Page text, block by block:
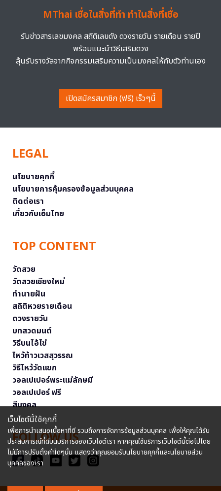
MThai เชื่อในสิ่งที่ทำ ทำในสิ่งที่เชื่อ
รับข่าวสารเลขมงคล สถิติเลขดัง ดวงรายวัน รายเดือน รายปี
พร้อมแนะนำวิธีเสริมดวง
ลุ้นรับรางวัลจากกิจกรรมเสริมความเป็นมงคลให้กับตัวท่านเอง
เปิดสมัครสมาชิก (ฟรี) เร็วๆนี้
LEGAL
นโยบายคุกกี้
นโยบายการคุ้มครองข้อมูลส่วนบุคคล
ติดต่อเรา
เกี่ยวกับเอ็มไทย
TOP CONTENT
วัดสวย
วัดสวยเชียงใหม่
ทำนายฝัน
สถิติหวยรายเดือน
ดวงรายวัน
บทสวดมนต์
วิธีบนไอ้ไข่
ไหว้ท้าวเวสสุวรรณ
วิธีไหว้วัดแขก
วอลเปเปอร์พระแม่ลักษมี
วอลเปเปอร์ ฟรี
สีมงคล
FOLLOW US
เว็บไซต์นี้ใช้คุกกี้
เพื่อการนำเสนอเนื้อหาที่ดี รวมถึงการจัดการข้อมูลส่วนบุคคล เพื่อให้คุณได้รับ
ประสบการณ์ที่ดีบนบริการของเว็บไซต์เรา หากคุณใช้บริการเว็บไซต์นี้ต่อไปโดย
ไม่มีการปรับตั้งค่าใดๆนั้น แสดงว่าคุณยอมรับนโยบายคุกกี้และนโยบายส่วน
บุคคลของเรา